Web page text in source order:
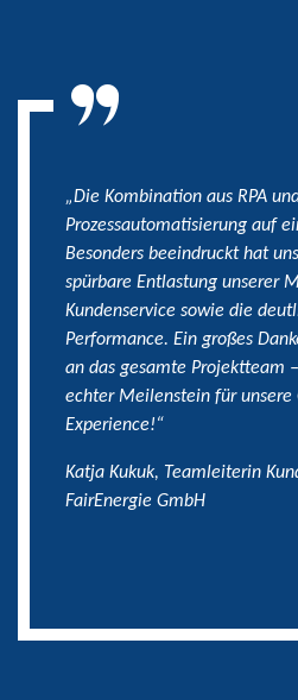
„Die Kombination aus RPA
Prozessautomatisierung auf
Besonders beeindruckt hat
spürbare Entlastung unserer
Kundenservice sowie die
Performance. Ein großes
an das gesamte Projektteam
echter Meilenstein für unsere
Experience!“
Katja Kukuk, Teamleiterin
FairEnergie GmbH